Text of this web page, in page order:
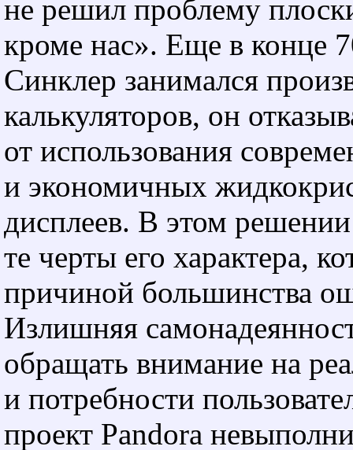
не решил проблему
кроме нас». Еще в конце
Синклер занимался
калькуляторов, он
от использования
и экономичных
дисплеев. В этом
те черты его характера,
причиной большинства
Излишняя
обращать внимание на
и потребности
проект Pandora